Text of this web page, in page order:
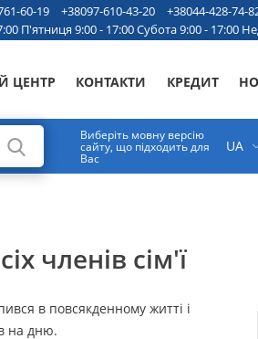
60-19 +38097-610-43-20 +38044-428-74-
П'ятниця 9:00 - 17:00 Субота 9:00 - 17:00
ЦЕНТР КОНТАКТИ КРЕДИТ
Виберіть мовну версію
сайту, що підходить для
Вас
UA
членів сім'ї
в повсякденному житті і
на дню.